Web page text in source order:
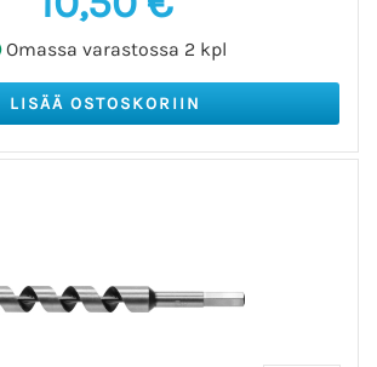
Omassa varastossa 2 kpl